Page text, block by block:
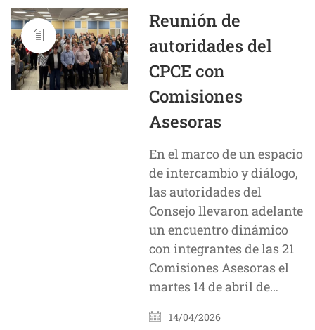
Reunión de
autoridades del
CPCE con
Comisiones
Asesoras
En el marco de un espacio
de intercambio y diálogo,
las autoridades del
Consejo llevaron adelante
un encuentro dinámico
con integrantes de las 21
Comisiones Asesoras el
martes 14 de abril de…
14/04/2026